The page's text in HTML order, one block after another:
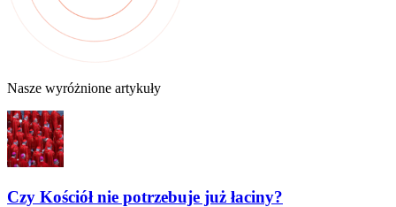
Nasze wyróżnione artykuły
Czy Kościół nie potrzebuje już łaciny?